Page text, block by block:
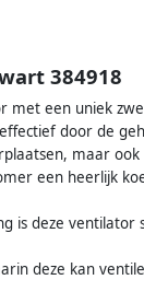
384918
met een uniek
door de
maar
een heerlijk
is deze ventilator
deze kan